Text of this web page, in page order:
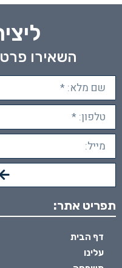
השאירו
תפריט אתר:
דף הבית
עלינו